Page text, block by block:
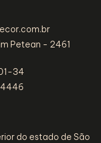
Petean - 2461
34
do estado de São